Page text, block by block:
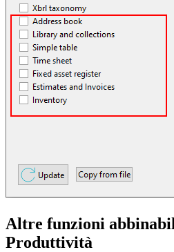
Altre funzioni
Produttività